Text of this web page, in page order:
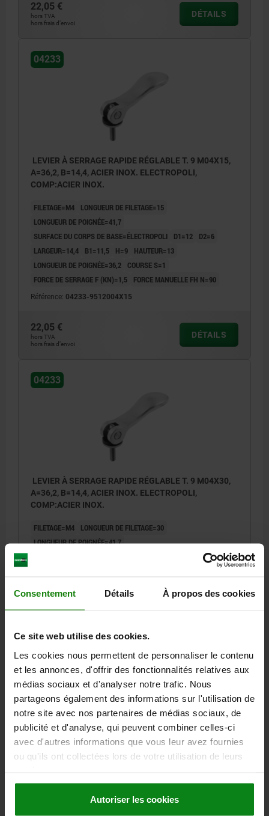
Consentement Détails À propos des cookies
Ce site web utilise des cookies.
Les cookies nous permettent de personnaliser le contenu
et les annonces, d'offrir des fonctionnalités relatives aux
médias sociaux et d'analyser notre trafic. Nous
partageons également des informations sur l'utilisation de
notre site avec nos partenaires de médias sociaux, de
publicité et d'analyse, qui peuvent combiner celles-ci
avec d'autres informations que vous leur avez fournies
ou qu'ils ont collectées lors de votre utilisation de leurs
Autoriser les cookies
22,05 €
hors TVA
hors frais d’envoi
DÉTAILS
04233
LEVIER À SERRAGE RAPIDE RÉGLABLE T. 9 M04X15,
A=36,2, B=14,4, ACIER INOX. ELECTROPOLI,
COMP:ACIER INOX.
FILETAGE=M4
LONGUEUR DE FILETAGE=15
LONGUEUR DE POIGNÉE=41,7
SURFACE DU CORPS DE BASE=ÉLECTROPOLI
D1=12
D2=6
LARGEUR=14,4
B1=11,5 H=9
HAUTEUR=13
LONGUEUR DE POIGNÉE=36,2
COURSE S=1
FORCE DE SERRAGE F (KN)=1,5
FORCE MANUELLE FH N=90
Référence: 04233-9512004X15
22,05 €
hors TVA
hors frais d’envoi
DÉTAILS
04233
LEVIER À SERRAGE RAPIDE RÉGLABLE T. 9 M04X30,
A=36,2, B=14,4, ACIER INOX. ELECTROPOLI,
COMP:ACIER INOX.
FILETAGE=M4
LONGUEUR DE FILETAGE=30
LONGUEUR DE POIGNÉE=41,7
D2=6
COURSE S=1
FORCE DE SERRAGE F (KN)=1,5
FORCE MANUELLE FH N=90
hors TVA
DÉTAILS
04233
LEVIER À SERRAGE RAPIDE RÉGLABLE T. 0 M04X15,